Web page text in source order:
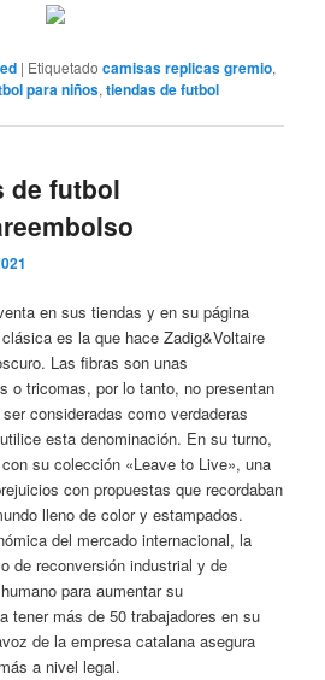
| Etiquetado camisas replicas gremio,
para niños,tiendas de futbol
de futbol
en sus tiendas y en su página
es la que hace Zadig&Voltaire
Las fibras son unas
o tricomas, por lo tanto, no presentan
consideradas como verdaderas
esta denominación. En su turno,
su colección «Leave to Live», una
con propuestas que recordaban
lleno de color y estampados.
del mercado internacional, la
de reconversión industrial y de
para aumentar su
tener más de 50 trabajadores en su
de la empresa catalana asegura
a nivel legal.